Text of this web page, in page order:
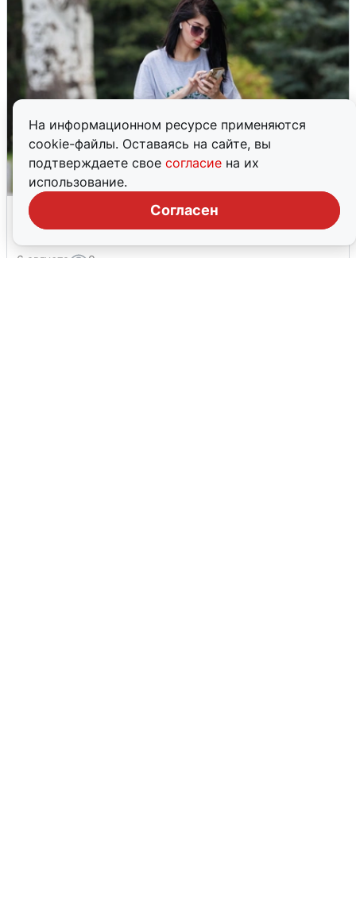
На информационном ресурсе применяются
cookie-файлы. Оставаясь на сайте, вы
подтверждаете свое согласие на их
использование.
Согласен
Волгоградцы остались без
мобильного интернета
6 августа 0